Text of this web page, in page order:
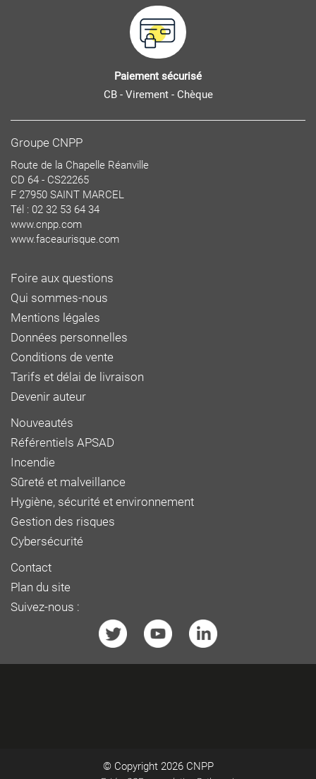
Paiement sécurisé
CB - Virement - Chèque
Groupe CNPP
Route de la Chapelle Réanville
CD 64 - CS22265
F 27950 SAINT MARCEL
Tél : 02 32 53 64 34
www.cnpp.com
www.faceaurisque.com
Foire aux questions
Qui sommes-nous
Mentions légales
Données personnelles
Conditions de vente
Tarifs et délai de livraison
Devenir auteur
Nouveautés
Référentiels APSAD
Incendie
Sûreté et malveillance
Hygiène, sécurité et environnement
Gestion des risques
Cybersécurité
Contact
Plan du site
Suivez-nous :
© Copyright 2026 CNPP